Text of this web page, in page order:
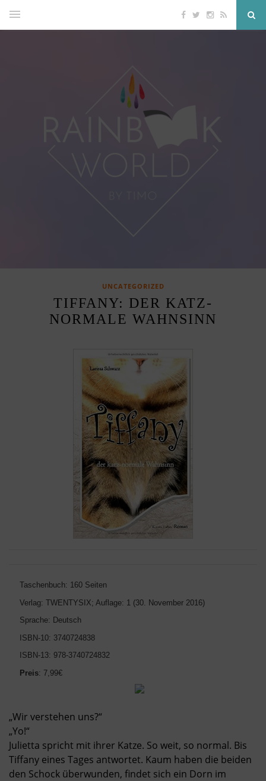
UNCATEGORIZED
TIFFANY: DER KATZ-
NORMALE WAHNSINN
Taschenbuch: 160 Seiten
Verlag: TWENTYSIX; Auflage: 1 (30. November 2016)
Sprache: Deutsch
ISBN-10: 3740724838
ISBN-13: 978-3740724832
Preis: 7,99€
„Wir verstehen uns?“
„Yo!“
Julietta spricht mit ihrer Katze. So weit, so normal. Bis
Tiffany eines Tages antwortet. Kaum haben die beiden
den Schock überwunden, findet sich ein Dorn im